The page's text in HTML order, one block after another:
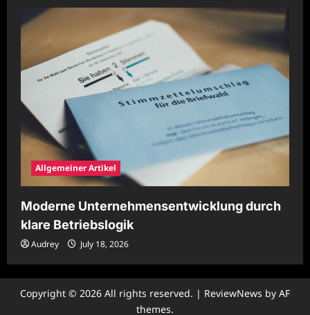
Allgemeiner Artikel
Moderne Unternehmensentwicklung durch
klare Betriebslogik
Audrey July 18, 2026
Copyright © 2026 All rights reserved. | ReviewNews by AF
themes.